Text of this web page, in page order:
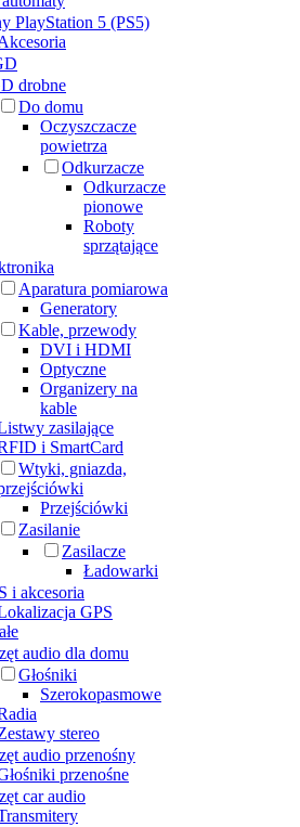
PlayStation 5 (PS5)
drobne
Do domu
Oczyszczacze
powietrza
Odkurzacze
Odkurzacze
pionowe
Roboty
sprzątające
Aparatura pomiarowa
Generatory
Kable, przewody
DVI i HDMI
Optyczne
Organizery na
kable
zasilające
i SmartCard
Wtyki, gniazda,
Przejściówki
Zasilanie
Zasilacze
Ładowarki
i akcesoria
GPS
audio dla domu
Głośniki
Szerokopasmowe
stereo
audio przenośny
przenośne
car audio